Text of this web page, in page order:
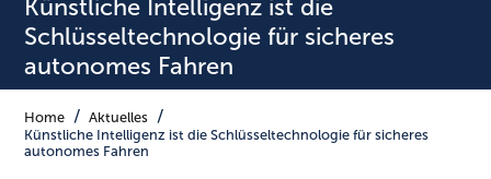
Künstliche Intelligenz ist die
Schlüsseltechnologie für sicheres
autonomes Fahren
Home
Aktuelles
Künstliche Intelligenz ist die Schlüsseltechnologie für sicheres
autonomes Fahren